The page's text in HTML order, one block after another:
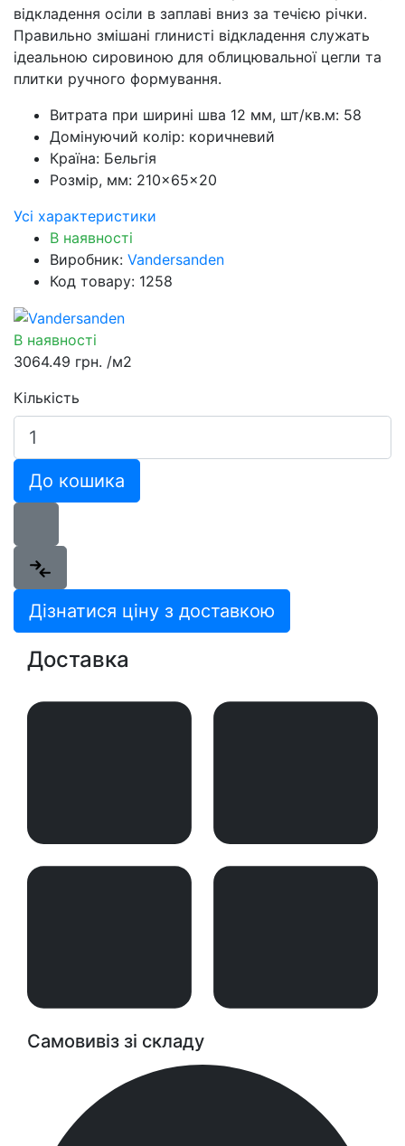
відкладення осіли в заплаві вниз за течією річки.
Правильно змішані глинисті відкладення служать
ідеальною сировиною для облицювальної цегли та
плитки ручного формування.
Витрата при ширині шва 12 мм, шт/кв.м: 58
Домінуючий колір: коричневий
Країна: Бельгія
Розмір, мм: 210×65×20
Усі характеристики
В наявності
Виробник: Vandersanden
Код товару: 1258
В наявності
3064.49 грн. /м2
Кількість
До кошика
Дізнатися ціну з доставкою
Доставка
Самовивіз зі складу